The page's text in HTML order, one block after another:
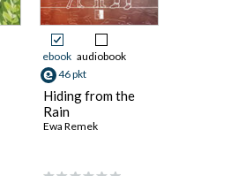
ebook audiobook
46 pkt
Hiding from the
Rain
Ewa Remek